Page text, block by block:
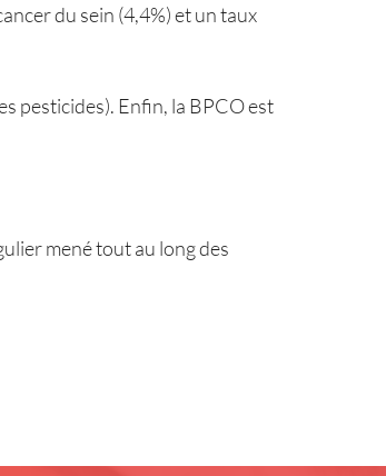
du sein (4,4%) et un taux
pesticides). Enfin, la BPCO est
mené tout au long des